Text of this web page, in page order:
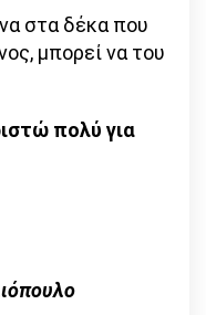
στα δέκα που
μπορεί να του
πολύ για